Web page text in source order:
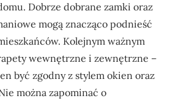
Dobrze dobrane zamki oraz
mogą znacząco podnieść
Kolejnym ważnym
wewnętrzne i zewnętrzne –
być zgodny z stylem okien oraz
można zapominać o